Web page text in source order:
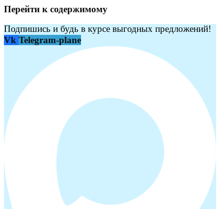
Перейти к содержимому
Подпишись и будь в курсе выгодных предложений!
Vk Telegram-plane